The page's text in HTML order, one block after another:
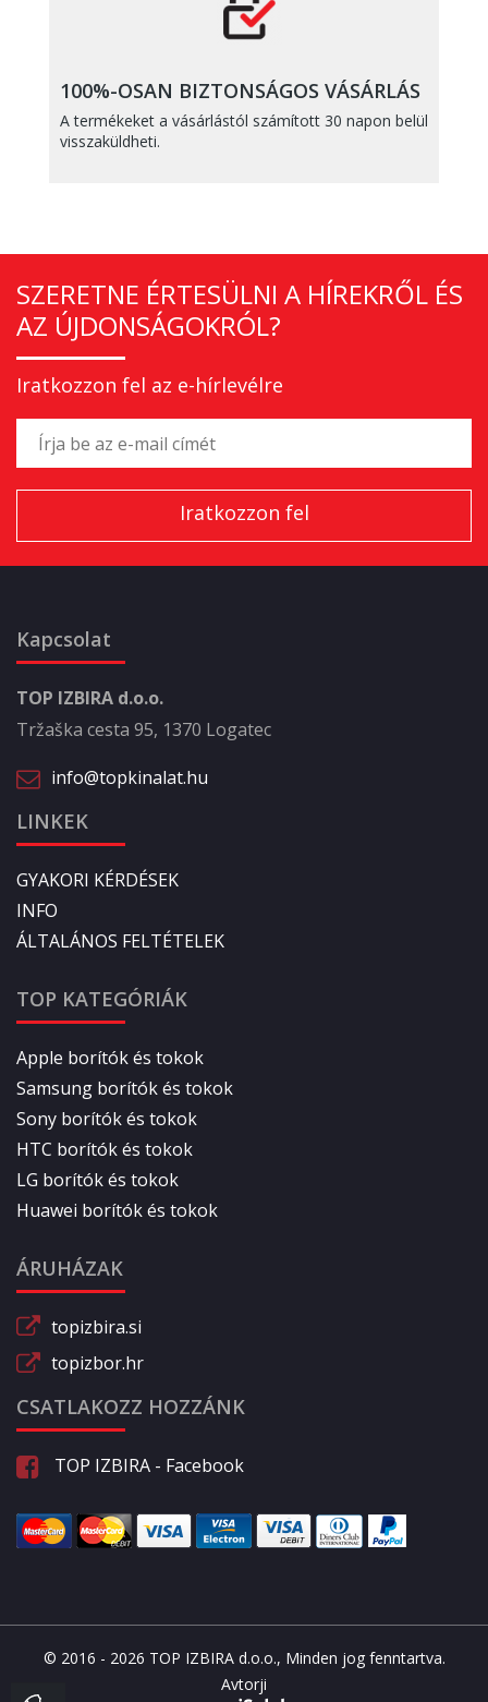
100%-OSAN BIZTONSÁGOS VÁSÁRLÁS
A termékeket a vásárlástól számított 30 napon belül
visszaküldheti.
SZERETNE ÉRTESÜLNI A HÍREKRŐL ÉS
AZ ÚJDONSÁGOKRÓL?
Iratkozzon fel az e-hírlevélre
Kapcsolat
TOP IZBIRA d.o.o.
Tržaška cesta 95, 1370 Logatec
info@topkinalat.hu
LINKEK
GYAKORI KÉRDÉSEK
INFO
ÁLTALÁNOS FELTÉTELEK
TOP KATEGÓRIÁK
Apple borítók és tokok
Samsung borítók és tokok
Sony borítók és tokok
HTC borítók és tokok
LG borítók és tokok
Huawei borítók és tokok
ÁRUHÁZAK
topizbira.si
topizbor.hr
CSATLAKOZZ HOZZÁNK
TOP IZBIRA - Facebook
© 2016 - 2026 TOP IZBIRA d.o.o., Minden jog fenntartva.
Avtorji